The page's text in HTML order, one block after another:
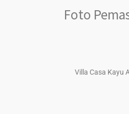
Foto
Villa Casa Kayu